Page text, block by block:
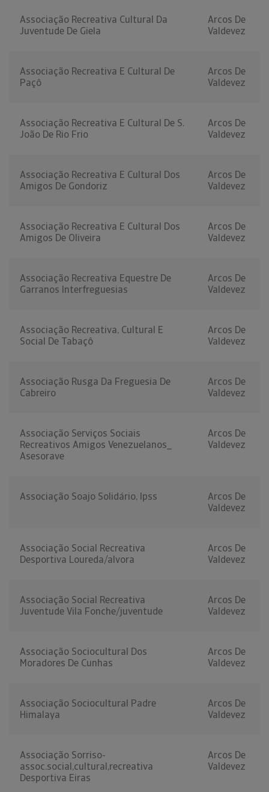
Associação Recreativa Cultural Da
Juventude De Giela
Arcos De
Valdevez
Associação Recreativa E Cultural De
Paçô
Arcos De
Valdevez
Associação Recreativa E Cultural De S.
João De Rio Frio
Arcos De
Valdevez
Associação Recreativa E Cultural Dos
Amigos De Gondoriz
Arcos De
Valdevez
Associação Recreativa E Cultural Dos
Amigos De Oliveira
Arcos De
Valdevez
Associação Recreativa Equestre De
Garranos Interfreguesias
Arcos De
Valdevez
Associação Recreativa, Cultural E
Social De Tabaçô
Arcos De
Valdevez
Associação Rusga Da Freguesia De
Cabreiro
Arcos De
Valdevez
Associação Serviços Sociais
Recreativos Amigos Venezuelanos_
Asesorave
Arcos De
Valdevez
Associação Soajo Solidário, Ipss
Arcos De
Valdevez
Associação Social Recreativa
Desportiva Loureda/alvora
Arcos De
Valdevez
Associação Social Recreativa
Juventude Vila Fonche/juventude
Arcos De
Valdevez
Associação Sociocultural Dos
Moradores De Cunhas
Arcos De
Valdevez
Associação Sociocultural Padre
Himalaya
Arcos De
Valdevez
Associação Sorriso-
assoc.social,cultural,recreativa
Desportiva Eiras
Arcos De
Valdevez